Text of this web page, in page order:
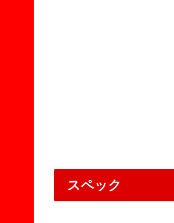
スペック